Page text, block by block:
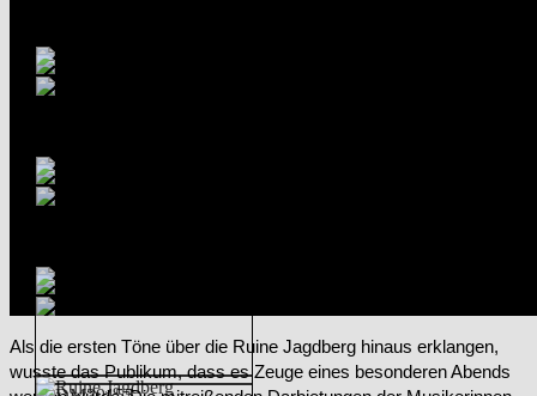
Als die ersten Töne über die Ruine Jagdberg hinaus erklangen,
wusste das Publikum, dass es Zeuge eines besonderen Abends